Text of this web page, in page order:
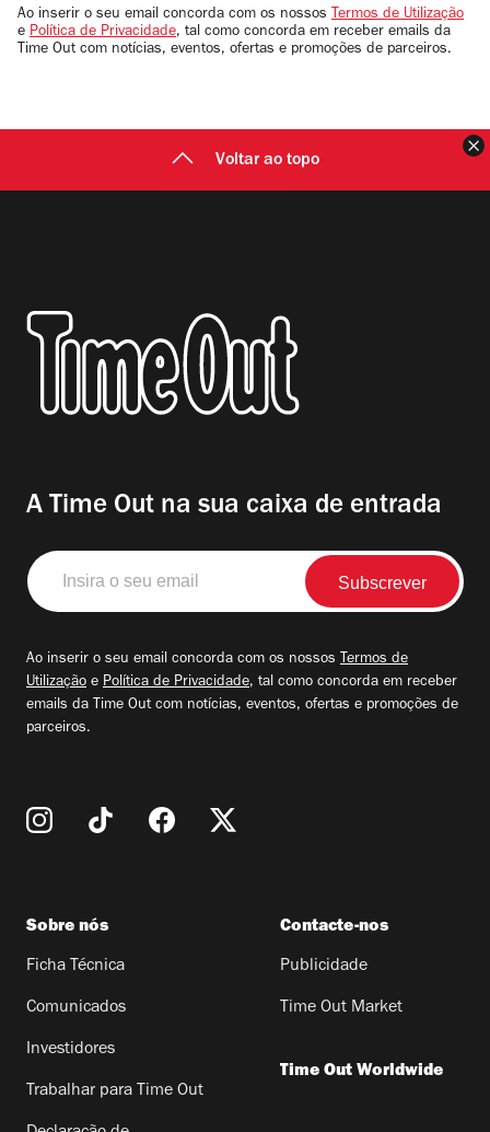
email
Ao inserir o seu email concorda com os nossos Termos de Utilização
e Política de Privacidade, tal como concorda em receber emails da
Time Out com notícias, eventos, ofertas e promoções de parceiros.
Voltar ao topo
A Time Out na sua caixa de entrada
Insira
o
seu
Ao inserir o seu email concorda com os nossos Termos de
Utilização e Política de Privacidade, tal como concorda em receber
emails da Time Out com notícias, eventos, ofertas e promoções de
parceiros.
Sobre nós
Ficha Técnica
Comunicados
Investidores
Trabalhar para Time Out
Contacte-nos
Publicidade
Time Out Market
Time Out Worldwide